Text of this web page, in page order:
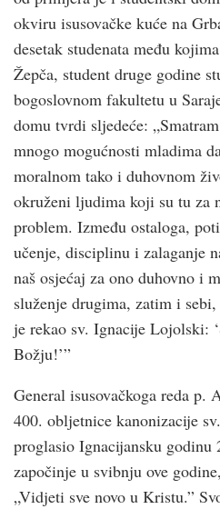
okviru isusovačke kuće na
desetak studenata među
Žepča, student druge godine
bogoslovnom fakultetu u
domu tvrdi sljedeće:
mnogo mogućnosti mladima
moralnom tako i duhovnom
okruženi ljudima koji su tu za
problem. Između ostaloga,
učenje, disciplinu i zalaganje
naš osjećaj za ono duhovno i
služenje drugima, zatim i
je rekao sv. Ignacije Lojolski:
Božju!’”
General isusovačkoga reda p.
400. obljetnice kanonizacije
proglasio Ignacijansku godinu
započinje u svibnju ove
„Vidjeti sve novo u Kristu.”